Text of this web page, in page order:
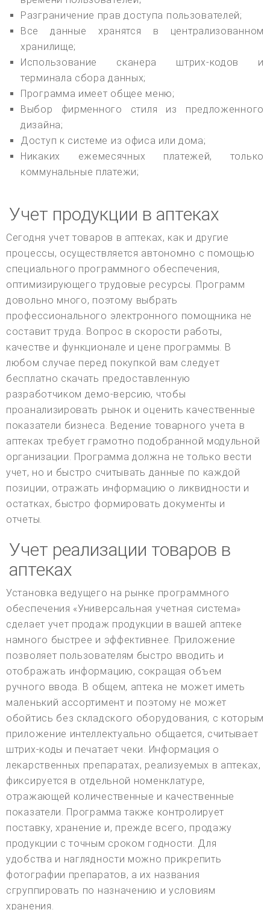
Разграничение прав доступа пользователей;
Все данные хранятся в централизованном
хранилище;
Использование сканера штрих-кодов и
терминала сбора данных;
Программа имеет общее меню;
Выбор фирменного стиля из предложенного
дизайна;
Доступ к системе из офиса или дома;
Никаких ежемесячных платежей, только
коммунальные платежи;
Учет продукции в аптеках
Сегодня учет товаров в аптеках, как и другие
процессы, осуществляется автономно с помощью
специального программного обеспечения,
оптимизирующего трудовые ресурсы. Программ
довольно много, поэтому выбрать
профессионального электронного помощника не
составит труда. Вопрос в скорости работы,
качестве и функционале и цене программы. В
любом случае перед покупкой вам следует
бесплатно скачать предоставленную
разработчиком демо-версию, чтобы
проанализировать рынок и оценить качественные
показатели бизнеса. Ведение товарного учета в
аптеках требует грамотно подобранной модульной
организации. Программа должна не только вести
учет, но и быстро считывать данные по каждой
позиции, отражать информацию о ликвидности и
остатках, быстро формировать документы и
отчеты.
Учет реализации товаров в
аптеках
Установка ведущего на рынке программного
обеспечения «Универсальная учетная система»
сделает учет продаж продукции в вашей аптеке
намного быстрее и эффективнее. Приложение
позволяет пользователям быстро вводить и
отображать информацию, сокращая объем
ручного ввода. В общем, аптека не может иметь
маленький ассортимент и поэтому не может
обойтись без складского оборудования, с которым
приложение интеллектуально общается, считывает
штрих-коды и печатает чеки. Информация о
лекарственных препаратах, реализуемых в аптеках,
фиксируется в отдельной номенклатуре,
отражающей количественные и качественные
показатели. Программа также контролирует
поставку, хранение и, прежде всего, продажу
продукции с точным сроком годности. Для
удобства и наглядности можно прикрепить
фотографии препаратов, а их названия
сгруппировать по назначению и условиям
хранения.